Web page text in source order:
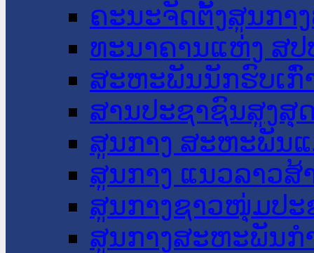
ຄະນະຈັດຕັ້ງສູນກາ
ທະນາຄານແຫ່ງ ສປ
ສະຫະພັນນັກຮົບເກົ່
ສານປະຊາຊົນສູງສຸ
ສູນກາງ ສະຫະພັນ
ສູນກາງ ແນວລາວສ້
ສູນກາງຊາວໜຸ່ມປະ
ສູນກາງສະຫະພັນກ